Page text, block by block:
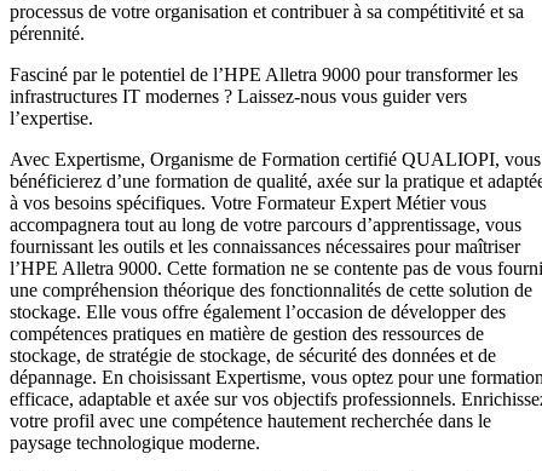
processus de votre organisation et contribuer à sa compétitivité et sa
pérennité.
Fasciné par le potentiel de l’HPE Alletra 9000 pour transformer les
infrastructures IT modernes ? Laissez-nous vous guider vers
l’expertise.
Avec Expertisme, Organisme de Formation certifié QUALIOPI, vous
bénéficierez d’une formation de qualité, axée sur la pratique et
à vos besoins spécifiques. Votre Formateur Expert Métier vous
accompagnera tout au long de votre parcours d’apprentissage, vous
fournissant les outils et les connaissances nécessaires pour maîtriser
l’HPE Alletra 9000. Cette formation ne se contente pas de vous
une compréhension théorique des fonctionnalités de cette solution de
stockage. Elle vous offre également l’occasion de développer des
compétences pratiques en matière de gestion des ressources de
stockage, de stratégie de stockage, de sécurité des données et de
dépannage. En choisissant Expertisme, vous optez pour une
efficace, adaptable et axée sur vos objectifs professionnels.
votre profil avec une compétence hautement recherchée dans le
paysage technologique moderne.